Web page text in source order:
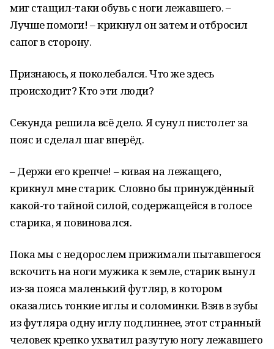
миг стащил-таки обувь с ноги лежавшего. –
Лучше помоги! – крикнул он затем и отбросил
сапог в сторону.
Признаюсь, я поколебался. Что же здесь
происходит? Кто эти люди?
Секунда решила всё дело. Я сунул пистолет за
пояс и сделал шаг вперёд.
– Держи его крепче! – кивая на лежащего,
крикнул мне старик. Словно бы принуждённый
какой-то тайной силой, содержащейся в голосе
старика, я повиновался.
Пока мы с недорослем прижимали пытавшегося
вскочить на ноги мужика к земле, старик вынул
из-за пояса маленький футляр, в котором
оказались тонкие иглы и соломинки. Взяв в зубы
из футляра одну иглу подлиннее, этот странный
человек крепко ухватил разутую ногу лежавшего